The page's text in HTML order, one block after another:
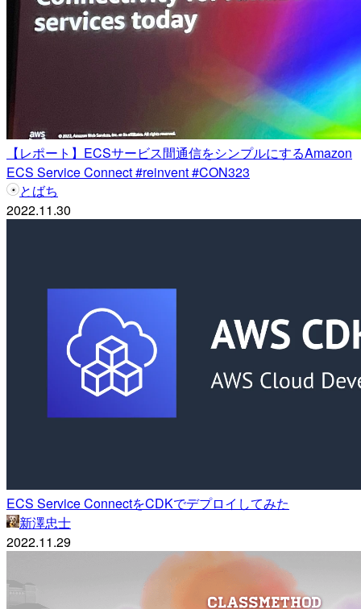
【レポート】ECSサービス間通信をシンプルにするAmazon
ECS Service Connect #reinvent #CON323
とばち
2022.11.30
ECS Service ConnectをCDKでデプロイしてみた
新澤忠士
2022.11.29